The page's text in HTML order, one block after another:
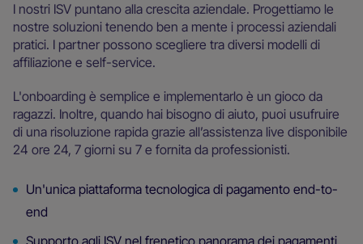
I nostri ISV puntano alla crescita aziendale. Progettiamo le
nostre soluzioni tenendo ben a mente i processi aziendali
pratici. I partner possono scegliere tra diversi modelli di
affiliazione e self-service.
L'onboarding è semplice e implementarlo è un gioco da
ragazzi. Inoltre, quando hai bisogno di aiuto, puoi usufruire
di una risoluzione rapida grazie all’assistenza live disponibile
24 ore 24, 7 giorni su 7 e fornita da professionisti.
Un'unica piattaforma tecnologica di pagamento end-to-
end